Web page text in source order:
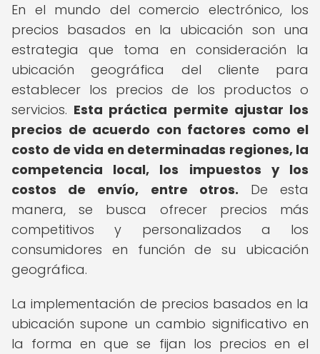
En el mundo del comercio electrónico, los
precios basados en la ubicación son una
estrategia que toma en consideración la
ubicación geográfica del cliente para
establecer los precios de los productos o
servicios. Esta práctica permite ajustar los
precios de acuerdo con factores como el
costo de vida en determinadas regiones, la
competencia local, los impuestos y los
costos de envío, entre otros. De esta
manera, se busca ofrecer precios más
competitivos y personalizados a los
consumidores en función de su ubicación
geográfica.
La implementación de precios basados en la
ubicación supone un cambio significativo en
la forma en que se fijan los precios en el